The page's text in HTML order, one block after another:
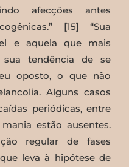
afecções antes
[15] “Sua
e aquela que mais
tendência de se
oposto, o que não
Alguns casos
periódicas, entre
estão ausentes.
regular de fases
leva à hipótese de